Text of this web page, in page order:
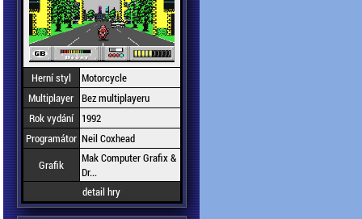
Herní styl
Motorcycle
Multiplayer Bez multiplayeru
Rok vydání
1992
Programátor Neil Coxhead
Grafik
Mak Computer Grafix &
Dr...
detail hry